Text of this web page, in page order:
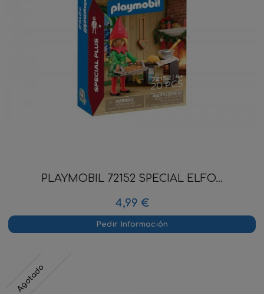
PLAYMOBIL 72152 SPECIAL ELFO...
4,99 €
Pedir Información
Agotado